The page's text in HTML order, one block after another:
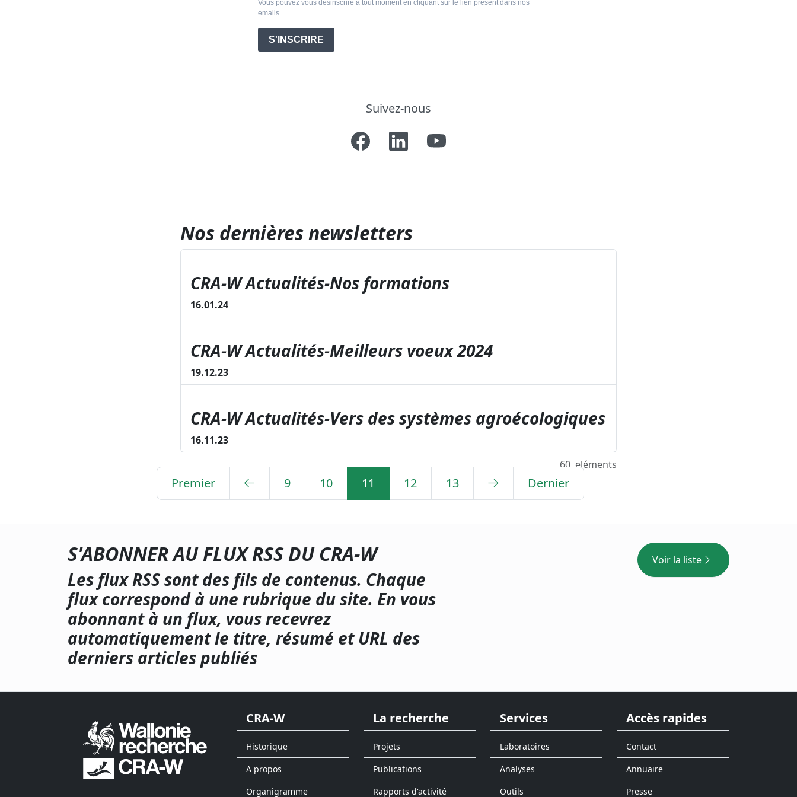
Vous pouvez vous désinscrire à tout moment en cliquant sur le lien présent dans nos
emails.
S'INSCRIRE
Suivez-nous
Nos dernières newsletters
CRA-W Actualités-Nos formations
16.01.24
CRA-W Actualités-Meilleurs voeux 2024
19.12.23
CRA-W Actualités-Vers des systèmes agroécologiques
16.11.23
60eléments
Premier 9 10 11 12 13 Dernier
S'ABONNER AU FLUX RSS DU CRA-W
Les flux RSS sont des fils de contenus. Chaque
flux correspond à une rubrique du site. En vous
abonnant à un flux, vous recevrez
automatiquement le titre, résumé et URL des
derniers articles publiés
Voir la liste
CRA-W
Historique
A propos
Organigramme
La recherche
Projets
Publications
Rapports d'activité
Services
Laboratoires
Analyses
Outils
Accès rapides
Contact
Annuaire
Presse